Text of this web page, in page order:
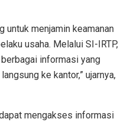
untuk menjamin keamanan
usaha. Melalui SI-IRTP,
informasi yang
ke kantor,” ujarnya,
mengakses informasi